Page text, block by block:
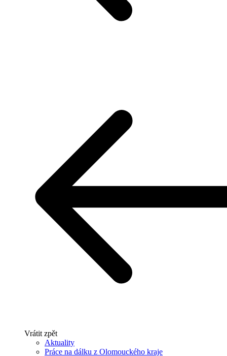
Vrátit zpět
Aktuality
Práce na dálku z Olomouckého kraje